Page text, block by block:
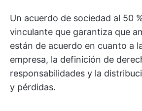
Un acuerdo de sociedad al 50
vinculante que garantiza que
están de acuerdo en cuanto a
empresa, la definición de
responsabilidades y la
y pérdidas.